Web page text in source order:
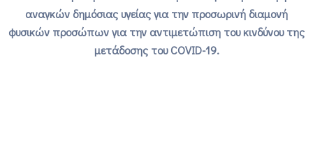
αναγκών δημόσιας υγείας για την προσωρινή διαμονή
φυσικών προσώπων για την αντιμετώπιση του κινδύνου της
μετάδοσης του COVID-19.